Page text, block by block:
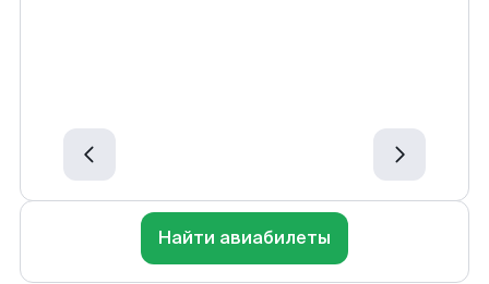
Найти авиабилеты